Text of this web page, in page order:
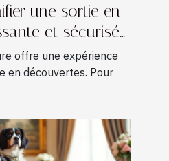
une sortie en
et sécurisée
offre une expérience
en découvertes. Pour